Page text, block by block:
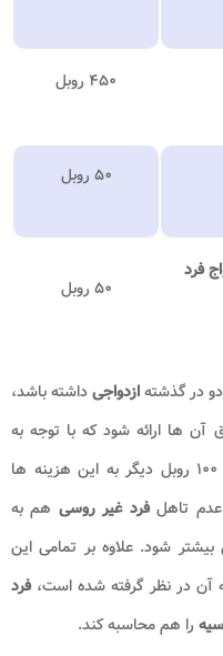
۴۵۰ روبل
۵۰ روبل
فرد
۵۰ روبل
در گذشتهازدواجیداشته باشد،
آن ها ارائه شود که با توجه به
و سفارت، ممکن است بین ۵۰ تا ۱۰۰ روبل دیگر به این هزینه ها
عدم تاهلفرد غیر روسی هم به
شود. علاوه بر تمامی این
آن در نظر گرفته شده است،فرد
را هم محاسبه کند.